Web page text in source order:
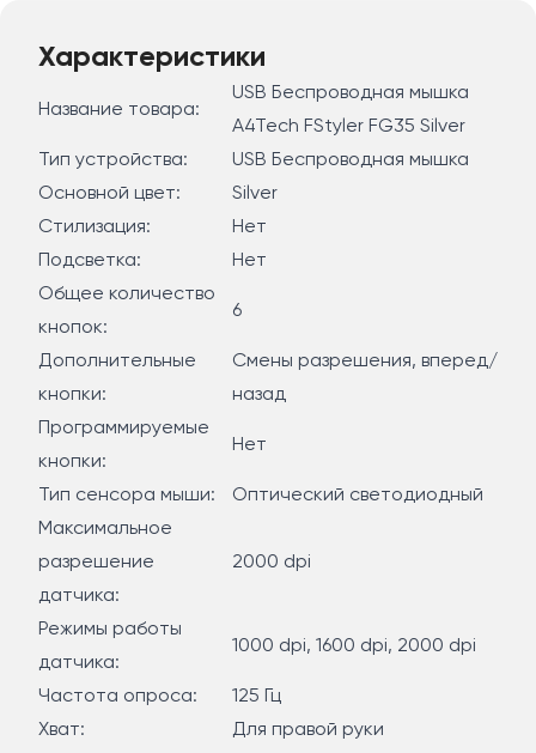
Это значит, что мышь беспроводная A4Tech Fstyler
FG35 будет годами служить своему владельцу без
нареканий, и скорее надоест, чем выйдет из строя.
Характеристики
Название товара:
USB Беспроводная мышка
A4Tech FStyler FG35 Silver
Тип устройства:
USB Беспроводная мышка
Основной цвет:
Silver
Стилизация:
Нет
Подсветка:
Нет
Общее количество
кнопок:
6
Дополнительные
кнопки:
Смены разрешения, вперед/
назад
Программируемые
кнопки:
Нет
Тип сенсора мыши:
Оптический светодиодный
Максимальное
разрешение
датчика:
2000 dpi
Режимы работы
датчика:
1000 dpi, 1600 dpi, 2000 dpi
Частота опроса:
125 Гц
Хват:
Для правой руки